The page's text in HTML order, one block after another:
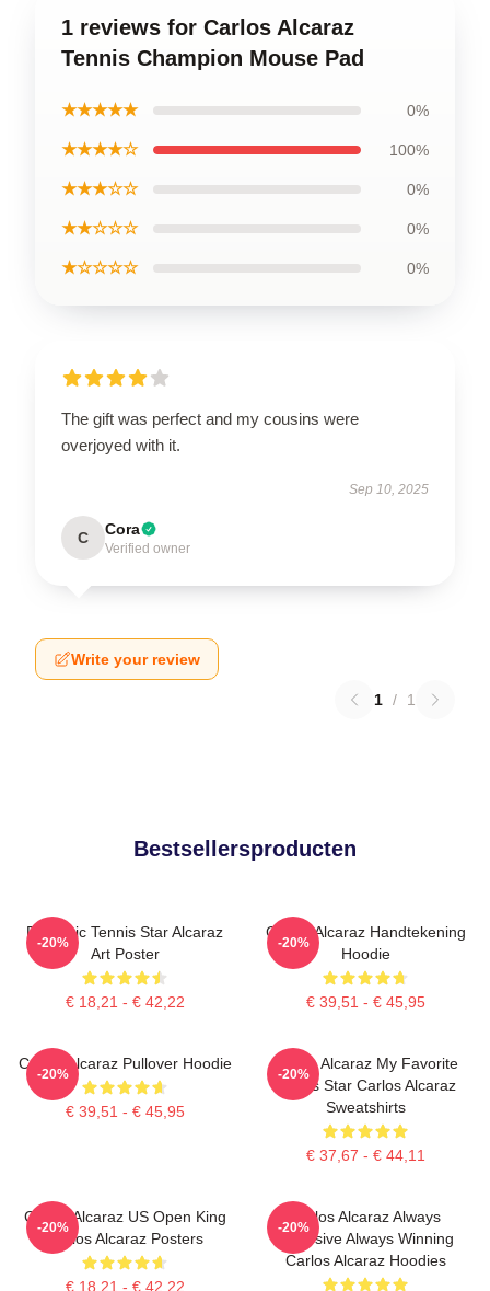
1 reviews for Carlos Alcaraz
Tennis Champion Mouse Pad
★★★★★ 0%
★★★★☆ 100%
★★★☆☆ 0%
★★☆☆☆ 0%
★☆☆☆☆ 0%
The gift was perfect and my cousins were
overjoyed with it.
Sep 10, 2025
C Cora
Verified owner
Write your review
1 / 1
Bestsellersproducten
Dynamic Tennis Star Alcaraz
Art Poster
€ 18,21 - € 42,22
-20%
Carlos Alcaraz Handtekening
Hoodie
€ 39,51 - € 45,95
-20%
Carlos Alcaraz Pullover Hoodie
€ 39,51 - € 45,95
-20%
Carlos Alcaraz My Favorite
Tennis Star Carlos Alcaraz
Sweatshirts
€ 37,67 - € 44,11
-20%
Carlos Alcaraz US Open King
Carlos Alcaraz Posters
€ 18,21 - € 42,22
-20%
Carlos Alcaraz Always
Explosive Always Winning
Carlos Alcaraz Hoodies
-20%